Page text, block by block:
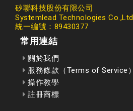
矽聯科技股份有限公司
Systemlead Technologies Co.,Ltd
統一編號：89430377
常用連結
關於我們
服務條款（Terms of Service）
操作教學
註冊商標